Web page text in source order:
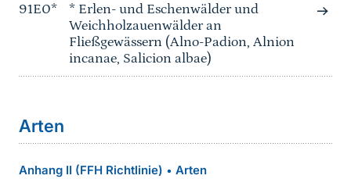
91E0*
* Erlen- und Eschenwälder und
Weichholzauenwälder an
Fließgewässern (Alno-Padion, Alnion
incanae, Salicion albae)
Arten
Anhang II (FFH Richtlinie) • Arten